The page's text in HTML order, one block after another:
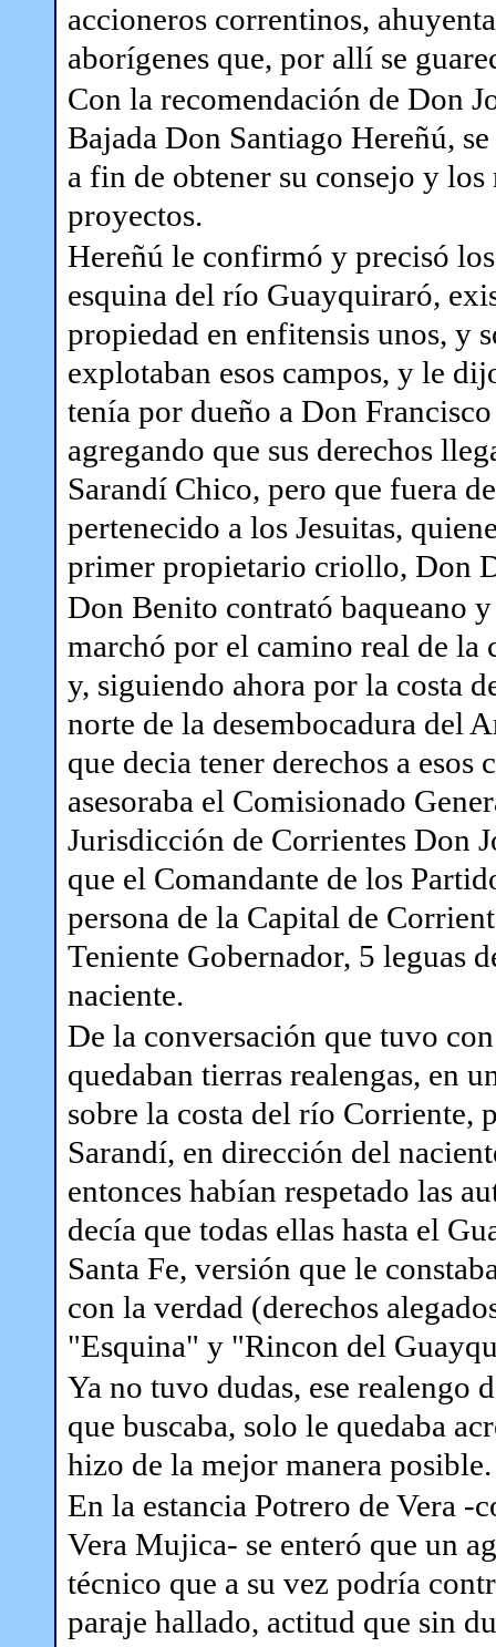
accioneros correntinos,
aborígenes que, por allí se
Con la recomendación de Don
Bajada Don Santiago Hereñú,
a fin de obtener su consejo y
proyectos.
Hereñú le confirmó y precisó
esquina del río Guayquiraró,
propiedad en enfitensis unos, y
explotaban esos campos, y le
tenía por dueño a Don
agregando que sus derechos
Sarandí Chico, pero que fuera
pertenecido a los Jesuitas,
primer propietario criollo, Don
Don Benito contrató baqueano
marchó por el camino real de la
y, siguiendo ahora por la costa
norte de la desembocadura del
que decia tener derechos a
asesoraba el Comisionado
Jurisdicción de Corrientes Don
que el Comandante de los
persona de la Capital de
Teniente Gobernador, 5 leguas
naciente.
De la conversación que tuvo
quedaban tierras realengas, en
sobre la costa del río Corriente,
Sarandí, en dirección del
entonces habían respetado las
decía que todas ellas hasta el
Santa Fe, versión que le
con la verdad (derechos
"Esquina" y "Rincon del
Ya no tuvo dudas, ese
que buscaba, solo le quedaba
hizo de la mejor manera posible.
En la estancia Potrero de Vera -
Vera Mujica- se enteró que un
técnico que a su vez podría
paraje hallado, actitud que sin